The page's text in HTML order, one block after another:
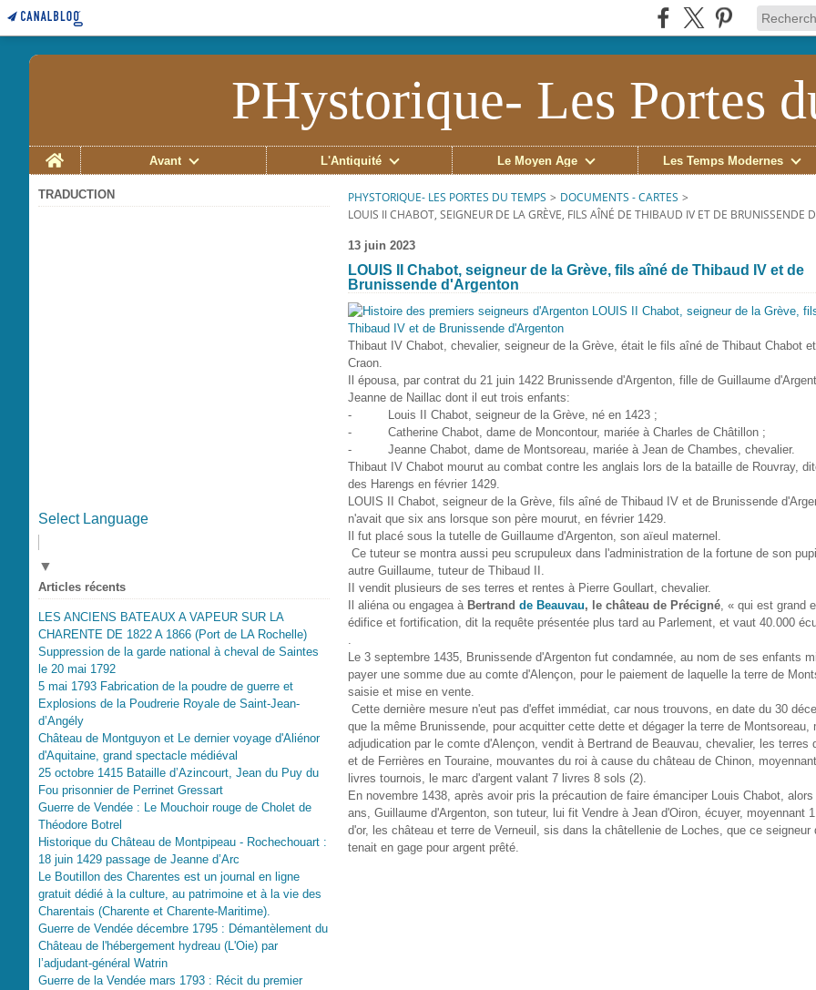
PHystorique- Les Portes
Home
Avant L'Antiquité Le Moyen Âge Les Temps Modernes
TRADUCTION
Select Language
▼
Articles récents
LES ANCIENS BATEAUX A VAPEUR SUR LA
CHARENTE DE 1822 A 1866 (Port de LA Rochelle)
Suppression de la garde national à cheval de Saintes
le 20 mai 1792
5 mai 1793 Fabrication de la poudre de guerre et
Explosions de la Poudrerie Royale de Saint-Jean-
d’Angély
Château de Montguyon et Le dernier voyage d'Aliénor
d'Aquitaine, grand spectacle médiéval
25 octobre 1415 Bataille d’Azincourt, Jean du Puy du
Fou prisonnier de Perrinet Gressart
Guerre de Vendée : Le Mouchoir rouge de Cholet de
Théodore Botrel
Historique du Château de Montpipeau - Rochechouart :
18 juin 1429 passage de Jeanne d’Arc
Le Boutillon des Charentes est un journal en ligne
gratuit dédié à la culture, au patrimoine et à la vie des
Charentais (Charente et Charente-Maritime).
Guerre de Vendée décembre 1795 : Démantèlement du
Château de l'hébergement hydreau (L'Oie) par
l’adjudant-général Watrin
Guerre de la Vendée mars 1793 : Récit du premier
PHYSTORIQUE- LES PORTES DU TEMPS > DOCUMENTS - CARTES >
LOUIS II CHABOT, SEIGNEUR DE LA GRÈVE, FILS AÎNÉ DE THIBAUD IV ET DE BRUNISSENDE
13 juin 2023
LOUIS II Chabot, seigneur de la Grève, fils aîné de Thibaud IV et de
Brunissende d'Argenton
Thibaut IV Chabot, chevalier, seigneur de la Grève, était le fils aîné de Thibaut Chabot
Craon.
Il épousa, par contrat du 21 juin 1422 Brunissende d'Argenton, fille de Guillaume
Jeanne de Naillac dont il eut trois enfants:
- Louis II Chabot, seigneur de la Grève, né en 1423 ;
- Catherine Chabot, dame de Moncontour, mariée à Charles de Châtillon ;
- Jeanne Chabot, dame de Montsoreau, mariée à Jean de Chambes, chevalier.
Thibaut IV Chabot mourut au combat contre les anglais lors de la bataille de Rouvray,
des Harengs en février 1429.
LOUIS II Chabot, seigneur de la Grève, fils aîné de Thibaud IV et de Brunissende
n'avait que six ans lorsque son père mourut, en février 1429.
Il fut placé sous la tutelle de Guillaume d'Argenton, son aïeul maternel.
Ce tuteur se montra aussi peu scrupuleux dans l'administration de la fortune de son
autre Guillaume, tuteur de Thibaud II.
II vendit plusieurs de ses terres et rentes à Pierre Goullart, chevalier.
Il aliéna ou engagea à Bertrand de Beauvau, le château de Précigné, « qui est grand
édifice et fortification, dit la requête présentée plus tard au Parlement, et vaut 40.000
.
Le 3 septembre 1435, Brunissende d'Argenton fut condamnée, au nom de ses enfants
payer une somme due au comte d'Alençon, pour le paiement de laquelle la terre de
saisie et mise en vente.
Cette dernière mesure n'eut pas d'effet immédiat, car nous trouvons, en date du 30
que la même Brunissende, pour acquitter cette dette et dégager la terre de Montsoreau,
adjudication par le comte d'Alençon, vendit à Bertrand de Beauvau, chevalier, les terres
et de Ferrières en Touraine, mouvantes du roi à cause du château de Chinon,
livres tournois, le marc d'argent valant 7 livres 8 sols (2).
En novembre 1438, après avoir pris la précaution de faire émanciper Louis Chabot,
ans, Guillaume d'Argenton, son tuteur, lui fit Vendre à Jean d'Oiron, écuyer, moyennant
d'or, les château et terre de Verneuil, sis dans la châtellenie de Loches, que ce seigneur
tenait en gage pour argent prêté.